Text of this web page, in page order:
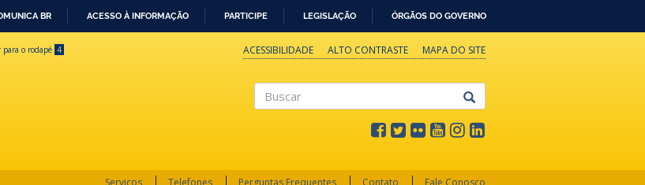
BR ACESSO À INFORMAÇÃO PARTICIPE LEGISLAÇÃO ÓRGÃOS DO GOVERNO
para o rodapé 4 ACESSIBILIDADE ALTO CONTRASTE MAPA DO SITE
Serviços Telefones Perguntas Frequentes Contato Fale Conosco